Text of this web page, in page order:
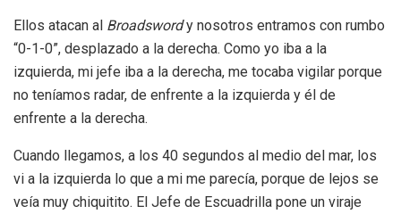
Ellos atacan al Broadswordy nosotros entramos con rumbo
“0-1-0”, desplazado a la derecha. Como yo iba a la
izquierda, mi jefe iba a la derecha, me tocaba vigilar porque
no teníamos radar, de enfrente a la izquierda y él de
enfrente a la derecha.
Cuando llegamos, a los 40 segundos al medio del mar, los
vi a la izquierda lo que a mi me parecía, porque de lejos se
veía muy chiquitito. El Jefe de Escuadrilla pone un viraje